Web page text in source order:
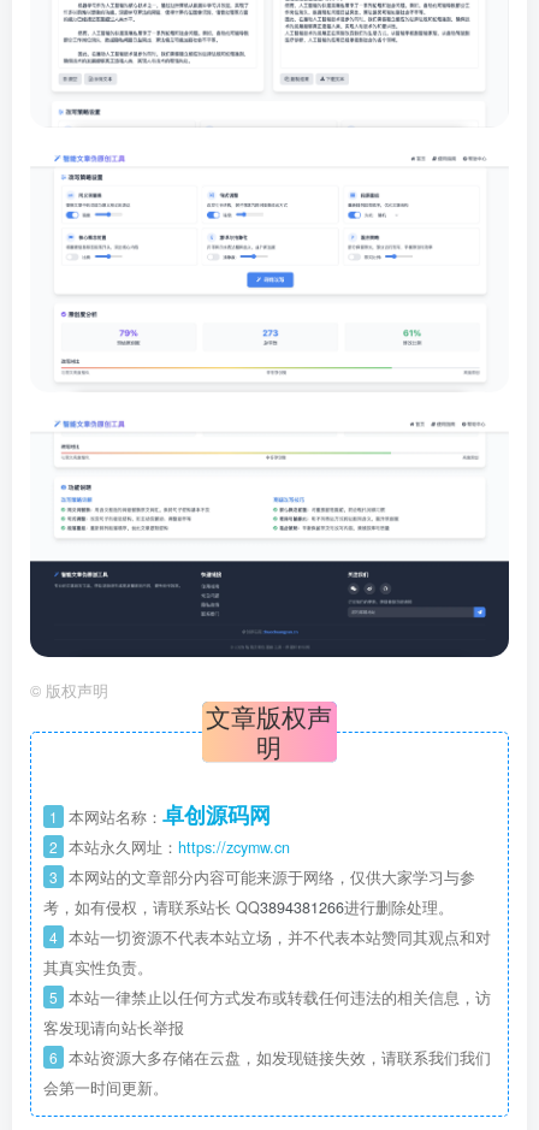
© 版权声明
文章版权声
明
1 本网站名称： 卓创源码网
2 本站永久网址： https://zcymw.cn
3 本网站的文章部分内容可能来源于网络，仅供大家学习与参
考，如有侵权，请联系站长 QQ3894381266进行删除处理。
4 本站一切资源不代表本站立场，并不代表本站赞同其观点和对
其真实性负责。
5 本站一律禁止以任何方式发布或转载任何违法的相关信息，访
客发现请向站长举报
6 本站资源大多存储在云盘，如发现链接失效，请联系我们我们
会第一时间更新。